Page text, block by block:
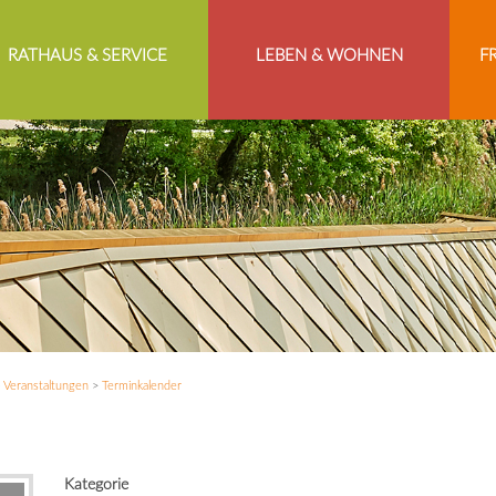
RATHAUS & SERVICE LEBEN & WOHNEN
Veranstaltungen> Terminkalender
Kategorie